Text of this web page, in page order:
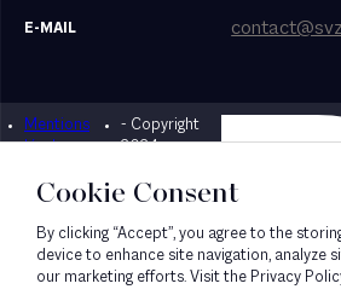
E-MAIL
Mentions
légales
- Copyright
2024
Designed by
Cookie Consent
By clicking “Accept”, you agree to the
device to enhance site navigation, analyze
our marketing efforts. Visit the Privacy